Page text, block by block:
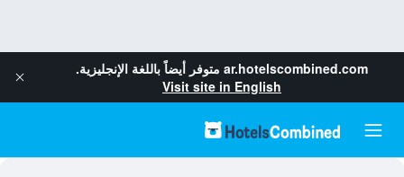
ar.hotelscombined.com متوفر أيضاً باللغة الإنجليزية.
Visit site in English